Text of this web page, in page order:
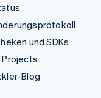
und SDKs
Blog